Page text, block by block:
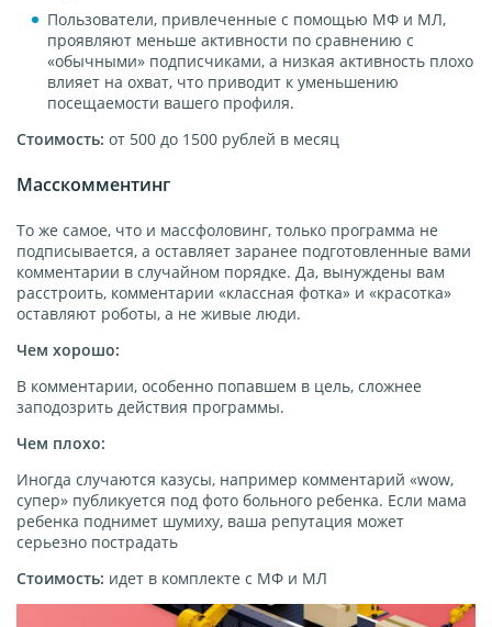
Пользователи, привлеченные с помощью МФ и МЛ,
проявляют меньше активности по сравнению с
«обычными» подписчиками, а низкая активность плохо
влияет на охват, что приводит к уменьшению
посещаемости вашего профиля.
Стоимость: от 500 до 1500 рублей в месяц
Масскомментинг
То же самое, что и массфоловинг, только программа не
подписывается, а оставляет заранее подготовленные вами
комментарии в случайном порядке. Да, вынуждены вам
расстроить, комментарии «классная фотка» и «красотка»
оставляют роботы, а не живые люди.
Чем хорошо:
В комментарии, особенно попавшем в цель, сложнее
заподозрить действия программы.
Чем плохо:
Иногда случаются казусы, например комментарий «wow,
супер» публикуется под фото больного ребенка. Если мама
ребенка поднимет шумиху, ваша репутация может
серьезно пострадать
Стоимость: идет в комплекте с МФ и МЛ